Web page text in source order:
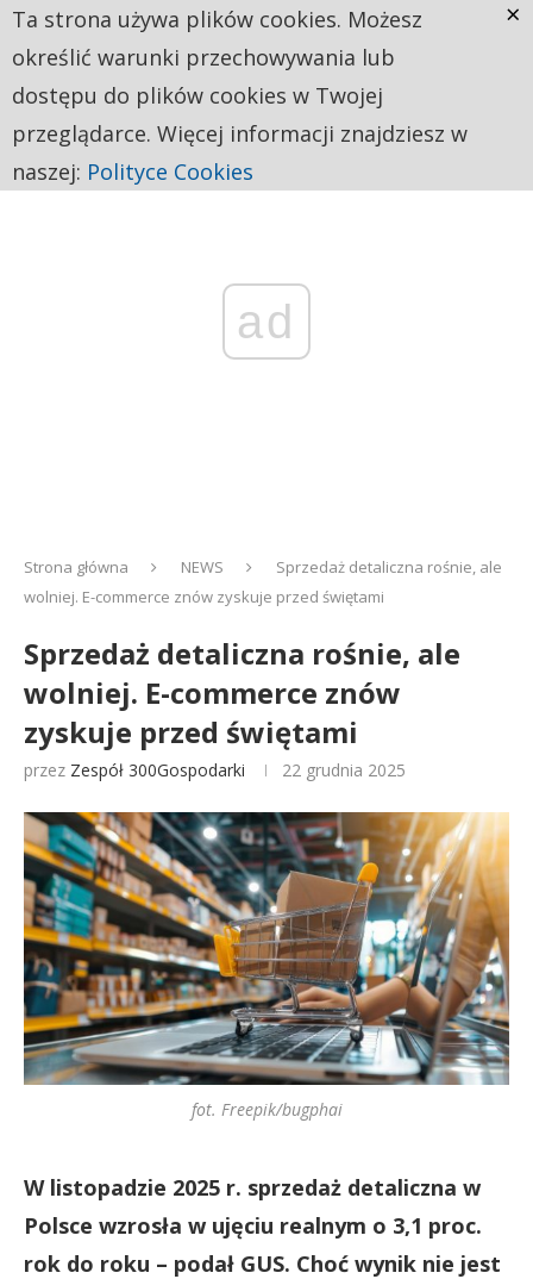
ad
Strona główna NEWS
Sprzedaż detaliczna rośnie, ale
wolniej. E-commerce znów zyskuje przed świętami
Sprzedaż detaliczna rośnie, ale
wolniej. E-commerce znów
zyskuje przed świętami
przez Zespół 300Gospodarki 22 grudnia 2025
fot. Freepik/bugphai
W listopadzie 2025 r. sprzedaż detaliczna w
Polsce wzrosła w ujęciu realnym o 3,1 proc.
rok do roku – podał GUS. Choć wynik nie jest
Ta strona używa plików cookies. Możesz
określić warunki przechowywania lub
dostępu do plików cookies w Twojej
przeglądarce. Więcej informacji znajdziesz w
naszej: Polityce Cookies
×